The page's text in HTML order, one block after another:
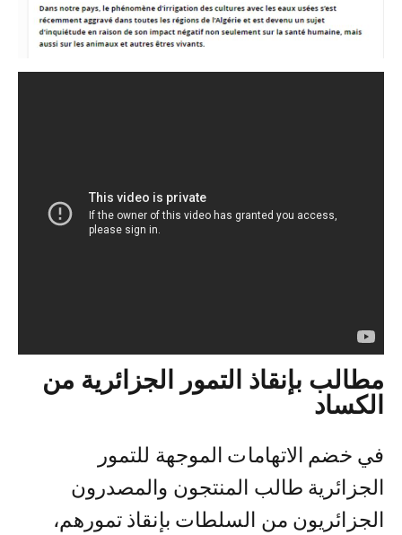
مطالب بإنقاذ التمور الجزائرية من
الكساد
في خضم الاتهامات الموجهة للتمور
الجزائرية طالب المنتجون والمصدرون
الجزائريون من السلطات بإنقاذ تمورهم،